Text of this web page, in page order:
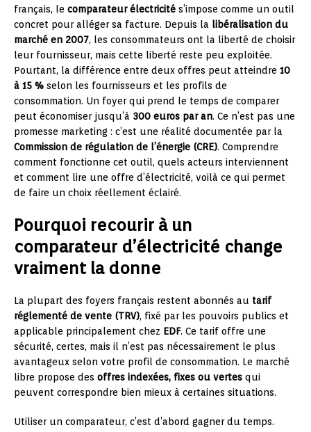
français, le comparateur électricité s’impose comme un outil
concret pour alléger sa facture. Depuis la libéralisation du
marché en 2007, les consommateurs ont la liberté de choisir
leur fournisseur, mais cette liberté reste peu exploitée.
Pourtant, la différence entre deux offres peut atteindre 10
à 15 % selon les fournisseurs et les profils de
consommation. Un foyer qui prend le temps de comparer
peut économiser jusqu’à 300 euros par an. Ce n’est pas une
promesse marketing : c’est une réalité documentée par la
Commission de régulation de l’énergie (CRE). Comprendre
comment fonctionne cet outil, quels acteurs interviennent
et comment lire une offre d’électricité, voilà ce qui permet
de faire un choix réellement éclairé.
Pourquoi recourir à un
comparateur d’électricité change
vraiment la donne
La plupart des foyers français restent abonnés au tarif
réglementé de vente (TRV), fixé par les pouvoirs publics et
applicable principalement chez EDF. Ce tarif offre une
sécurité, certes, mais il n’est pas nécessairement le plus
avantageux selon votre profil de consommation. Le marché
libre propose des offres indexées, fixes ou vertes qui
peuvent correspondre bien mieux à certaines situations.
Utiliser un comparateur, c’est d’abord gagner du temps.